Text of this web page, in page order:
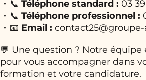
📞 Téléphone standard : 03
📞 Téléphone professionnel :
📧 Email :
💬 Une question ? Notre équipe
pour vous accompagner dans
formation et votre candidature.